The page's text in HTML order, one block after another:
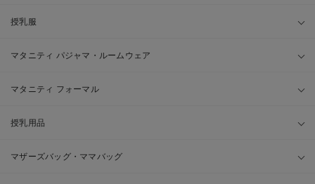
授乳服
マタニティ パジャマ・ルームウェア
マタニティ フォーマル
授乳用品
マザーズバッグ・ママバッグ